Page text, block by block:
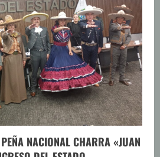
NACIONAL CHARRA «JUAN